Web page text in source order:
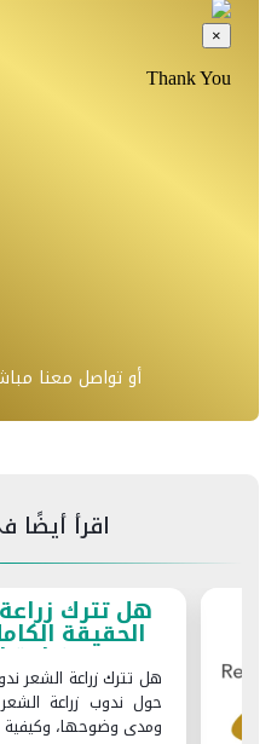
أو تواصل معنا
اقرأ أيضًا
تترك زراعة الشعر
الحقيقة الكاملة حول
زراعة الشعر
زراعة الشعر ندوبًا؟ تعرّف على
وضوحها، وكيفية تقليلها بعد